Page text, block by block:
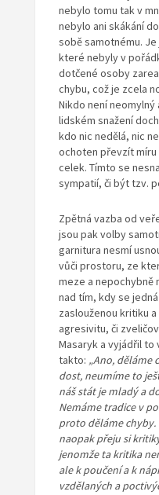
nebylo tomu tak v
nebylo ani skákání
sobě samotnému.
které nebyly v
dotčené osoby
chybu, což je zcela
Nikdo není
lidském snažení
kdo nic nedělá, nic
ochoten převzít
celek. Tímto se
sympatií, či být tzv.
Zpětná vazba od
jsou pak volby
garnitura nesmí
vůči prostoru, ze
meze a nepochybně
nad tím, kdy se
zaslouženou kritiku
agresivitu, či
Masaryk a vyjádřil to
takto: „Ano, děláme
dost, neumíme to
náš stát je mladý a
Nemáme tradice v
proto děláme
naopak přeju si
jenomže ta kritika
ale k poučení a k
vzdělaných a